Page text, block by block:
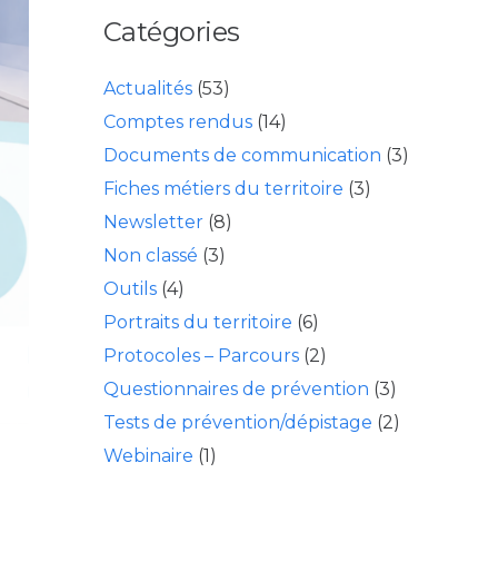
Catégories
Actualités(53)
Comptes rendus(14)
Documents de communication (3)
Fiches métiers du territoire (3)
Newsletter(8)
Non classé (3)
Outils(4)
Portraits du territoire (6)
Protocoles – Parcours(2)
Questionnaires de prévention (3)
Tests de prévention/dépistage (2)
Webinaire (1)